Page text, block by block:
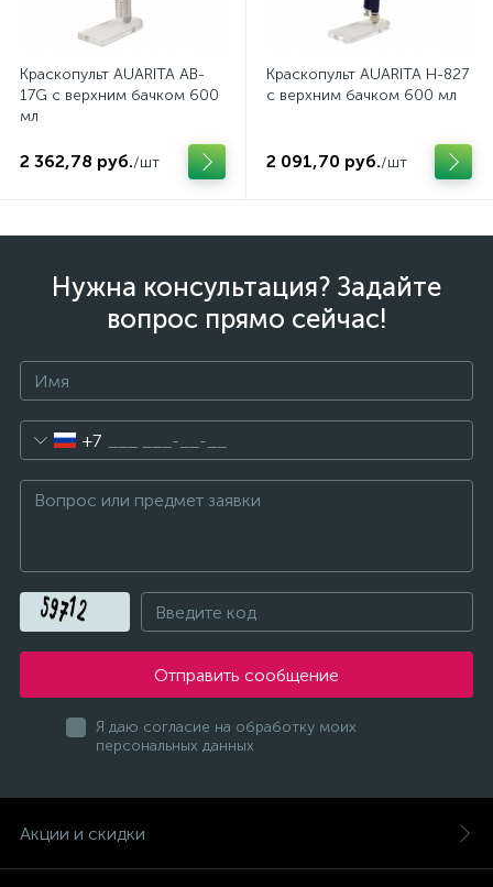
Краскопульт AUARITA AB-
17G с верхним бачком 600
мл
2 362,78 руб./шт
Краскопульт AUARITA H-827
с верхним бачком 600 мл
2 091,70 руб./шт
Нужна консультация? Задайте
вопрос прямо сейчас!
+7
Отправить сообщение
Я даю согласие на обработку моих
персональных данных
Акции и скидки